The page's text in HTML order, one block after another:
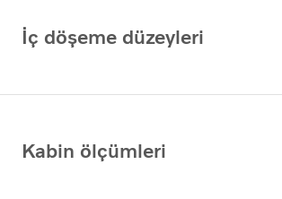
İç döşeme düzeyleri
Kabin ölçümleri